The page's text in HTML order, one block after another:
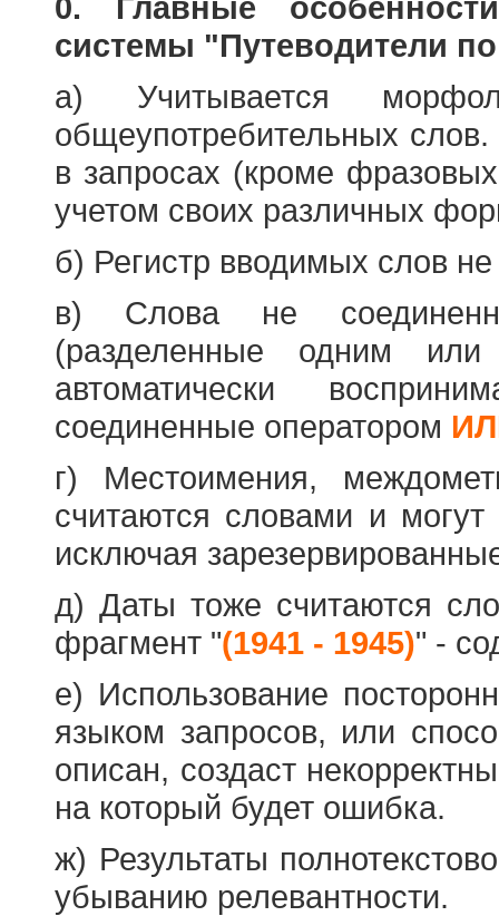
системы "Путеводители
а) Учитывается
общеупотребительных
в запросах (кроме
учетом своих различных
б) Регистр вводимых слов
в) Слова не
(разделенные одним или
автоматически
соединенные оператором
г) Местоимения,
считаются словами и могут
исключая
д) Даты тоже считаются
фрагмент "(1941 - 1945)" -
е) Использование
языком запросов, или
описан, создаст
на который будет ошибка.
ж) Результаты
убыванию релевантности.